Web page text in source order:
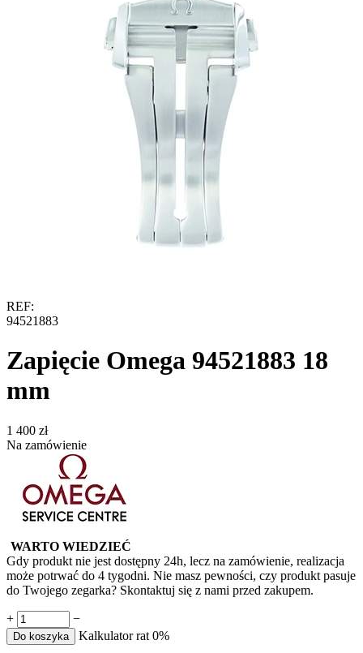
REF:
94521883
Zapięcie Omega 94521883 18
mm
‍1 400‍ zł
Na zamówienie
WARTO WIEDZIEĆ
Gdy produkt nie jest dostępny 24h, lecz na zamówienie, realizacja
może potrwać do 4 tygodni. Nie masz pewności, czy produkt pasuje
do Twojego zegarka? Skontaktuj się z nami przed zakupem.
+ −
Do koszyka Kalkulator rat 0%